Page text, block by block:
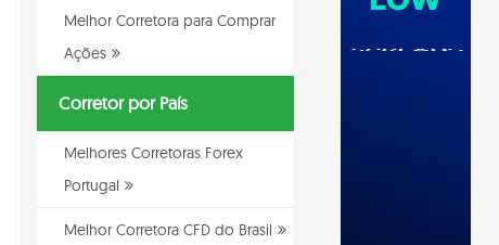
Melhor Corretora para Comprar
Ações
Corretor por País
Melhores Corretoras Forex
Portugal
Melhor Corretora CFD do Brasil